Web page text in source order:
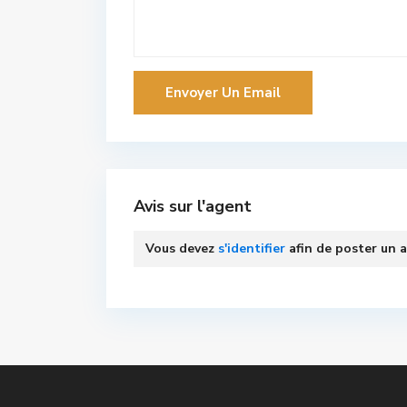
Avis sur l'agent
Vous devez s'identifier afin de poster un